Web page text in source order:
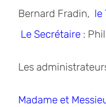
Bernard Fradin, le
Le Secrétaire :
Les
Madame et